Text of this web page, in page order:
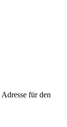
für den